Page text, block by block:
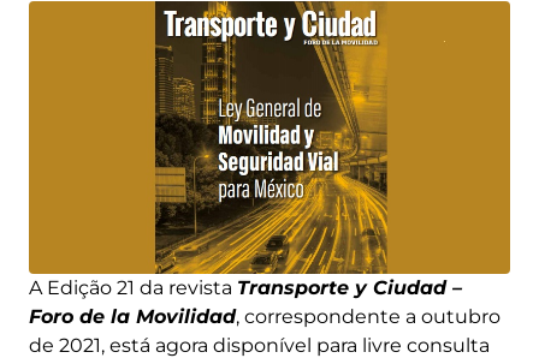
A Edição 21 da revista Transporte y Ciudad –
Foro de la Movilidad, correspondente a outubro
de 2021, está agora disponível para livre consulta